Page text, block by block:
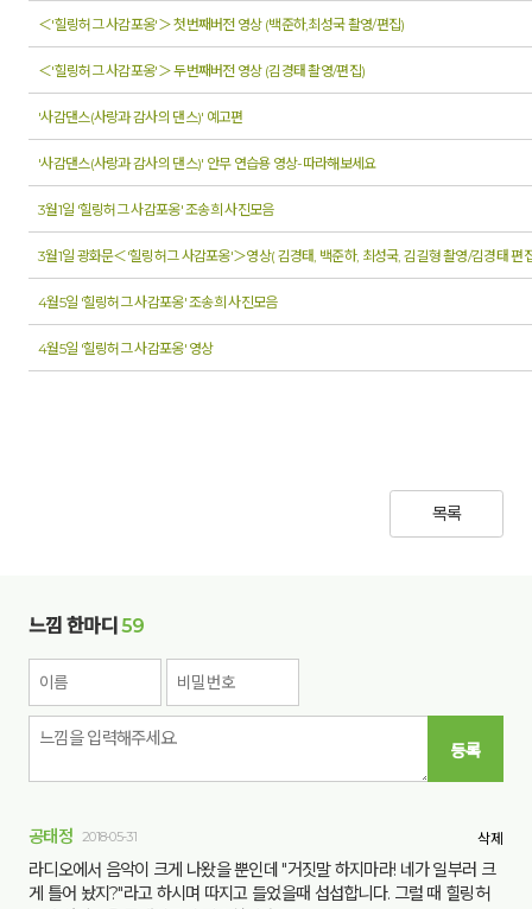
＜'힐링허그 사감포옹'＞ 첫번째버전 영상 (백준하,최성국 촬영/편집)
＜'힐링허그 사감포옹'＞ 두번째버전 영상 (김경태 촬영/편집)
'사감댄스(사랑과 감사의 댄스)' 예고편
'사감댄스(사랑과 감사의 댄스)' 안무 연습용 영상-따라해보세요
3월1일 '힐링허그 사감포옹' 조송희 사진모음
3월1일 광화문＜'힐링허그 사감포옹'＞영상( 김경태, 백준하, 최성국, 김길형 촬영/김경태 편
4월5일 '힐링허그 사감포옹' 조송희 사진모음
4월5일 '힐링허그 사감포옹' 영상
목록
느낌 한마디59
등록
공태정 2018-05-31 삭제
라디오에서 음악이 크게 나왔을 뿐인데 "거짓말 하지마라! 네가 일부러 크
게 틀어 놨지?"라고 하시며 따지고 들었을때 섭섭합니다. 그럴 때 힐링허